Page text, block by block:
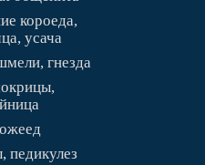
короеда,
усача
гнезда
педикулез